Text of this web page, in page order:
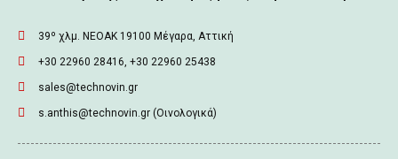
39º χλμ. ΝΕΟΑΚ 19100 Mέγαρα, Αττική
+30 22960 28416, +30 22960 25438
sales@technovin.gr
s.anthis@technovin.gr (Οινολογικά)